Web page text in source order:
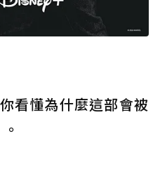
看懂為什麼這部會被